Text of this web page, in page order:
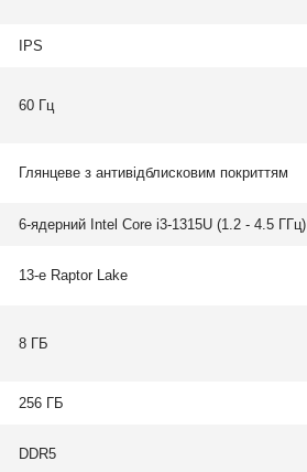
IPS
60 Гц
Глянцеве з антивідблисковим покриттям
6-ядерний Intel Core i3-1315U (1.2 - 4.5 ГГц)
13-е Raptor Lake
8 ГБ
256 ГБ
DDR5